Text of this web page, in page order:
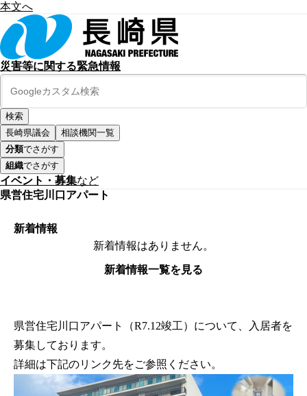
本文へ
災害等に関する緊急情報
長崎県議会
相談機関一覧
分類でさがす
組織でさがす
イベント・募集など
県営住宅川口アパート
新着情報
新着情報はありません。
新着情報一覧を見る
県営住宅川口アパート（R7.12竣工）について、入居者を
募集しております。
詳細は下記のリンク先をご参照ください。